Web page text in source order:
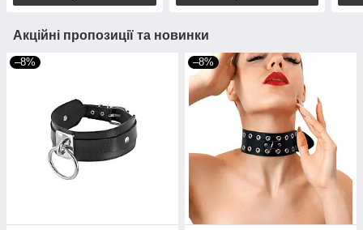
Акційні пропозиції та новинки
–8% –8%